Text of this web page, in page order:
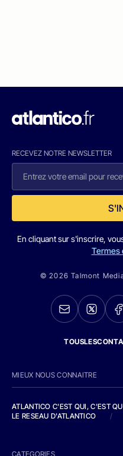
RECEVEZ NOTRE NEWSLETTER
En cliquant sur s'inscrire,
Termes
© 2026 Talmont
MIEUX NOUS CONNAITRE
ATLANTICO C'EST QUI, C'EST
LE RESEAU D'ATLANTICO
/
CATEGORIES